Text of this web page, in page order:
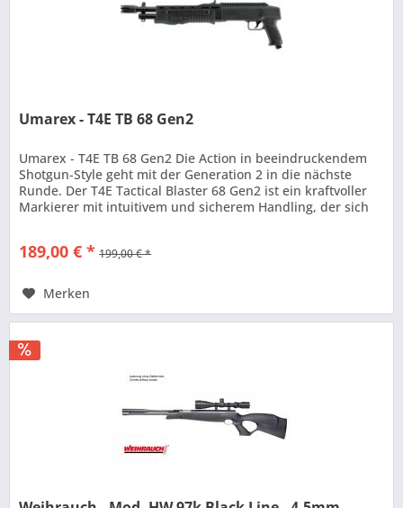
Umarex - T4E TB 68 Gen2
Umarex - T4E TB 68 Gen2 Die Action in beeindruckendem
Shotgun-Style geht mit der Generation 2 in die nächste
Runde. Der T4E Tactical Blaster 68 Gen2 ist ein kraftvoller
Markierer mit intuitivem und sicherem Handling, der sich
189,00 € * 199,00 € *
Merken